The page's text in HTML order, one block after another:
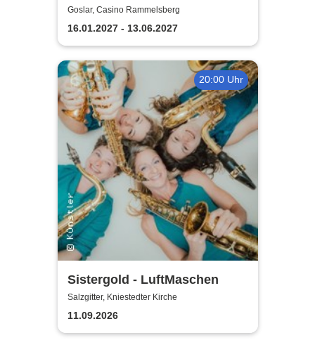
Polterabendkiller
Goslar, Casino Rammelsberg
16.01.2027 - 13.06.2027
20:00 Uhr
Sistergold - LuftMaschen
Salzgitter, Kniestedter Kirche
11.09.2026